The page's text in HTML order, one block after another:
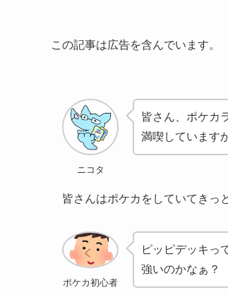
この記事は広告を含んでいます。
ニコタ
皆さん、ポケカ
満喫しています
皆さんはポケカをしていてきっと
ポケカ初心者
ピッピデッキっ
強いのかなぁ？